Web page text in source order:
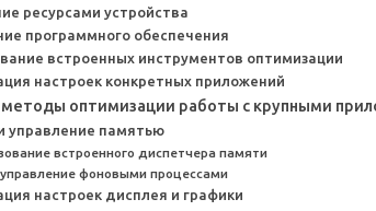
ресурсами устройства
программного обеспечения
встроенных инструментов оптимизации
настроек конкретных приложений
оптимизации работы с крупными
управление памятью
встроенного диспетчера памяти
фоновыми процессами
настроек дисплея и графики